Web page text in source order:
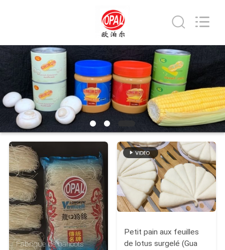
MAISON
PRODUITS
AU
SUJET
DE
NOUS
VISITE
D'USINE
ECER
Fabrique de haricots
Petit pain aux feuilles
de lotus surgelé (Gua